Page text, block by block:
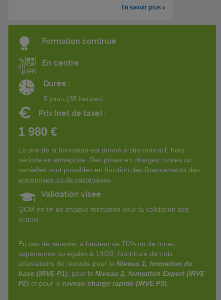
En savoir plus >
Formation continue
En centre
Durée :
5 jours (35 heures)
€ Prix (net de taxe) :
1 980 €
Le prix de la formation est donné à titre indicatif, hors
période en entreprise. Des prises en charges totales ou
partielles sont possibles en fonction des financements des
entreprises ou de partenaires
Validation visée :
QCM en fin de chaque formation pour la validation des
acquis.
En cas de réussite, à hauteur de 70% ou de notes
supérieures ou égales à 14/20, fourniture de trois
attestations de réussite pour le Niveau 1, formation de
base (IRVE P1) , pour le Niveau 2, formation Expert (IRVE
P2) et pour le niveau charge rapide (IRVE P3)